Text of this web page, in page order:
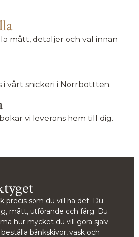
mått, detaljer och val innan
i vårt snickeri i Norrbottten.
vi leverans hem till dig.
precis som du vill ha det. Du
mått, utförande och färg. Du
hur mycket du vill göra själv.
bänkskivor, vask och